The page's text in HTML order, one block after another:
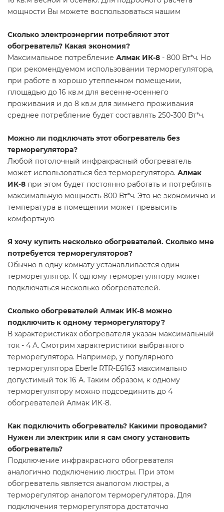
мощности Вы можете воспользоваться нашим
Сколько электроэнергии потребляют этот
обогреватель? Какая экономия?
Максимальное потребление Алмак ИК-8 - 800 Вт*ч. Но
при рекомендуемом использовании терморегулятора,
при работе в хорошо утепленном помещении,
площадью до 16 кв.м для весенне-осеннего
проживания и до 8 кв.м для зимнего проживания
среднее потребление будет составлять 250-300 Вт*ч.
Можно ли подключать этот обогреватель без
терморегулятора?
Любой потолочный инфракрасный обогреватель
может использоваться без терморегулятора. Алмак
ИК-8 при этом будет постоянно работать и потреблять
максимальную мощность 800 Вт*ч. Это не экономично и
температура в помещении может превысить
комфортную
Я хочу купить несколько обогревателей. Сколько мне
потребуется терморегуляторов?
Обычно в одну комнату устанавливается один
терморегулятор. К одному терморегулятору может
подключаться несколько обогревателей.
Сколько обогревателей Алмак ИК-8 можно
подключить к одному терморегулятору?
В характеристиках обогревателя указан максимальный
ток - 4 А. Смотрим характеристики выбранного
терморегулятора. Например, у популярного
терморегулятора Eberle RTR-E6163 максимально
допустимый ток 16 А. Таким образом, к одному
терморегулятору можно подсоединить до 4
обогревателей Алмак ИК-8.
Как подключить обогреватель? Какими проводами?
Нужен ли электрик или я сам смогу установить
обогреватель?
Подключение инфракрасного обогревателя
аналогично подключению люстры. При этом
обогреватель является аналогом люстры, а
терморегулятор аналогом терморегулятора. Для
подключения терморегулятора достаточно